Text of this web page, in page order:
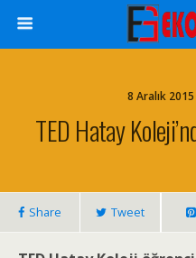
8 Aralık
TED Hatay
Share Tweet